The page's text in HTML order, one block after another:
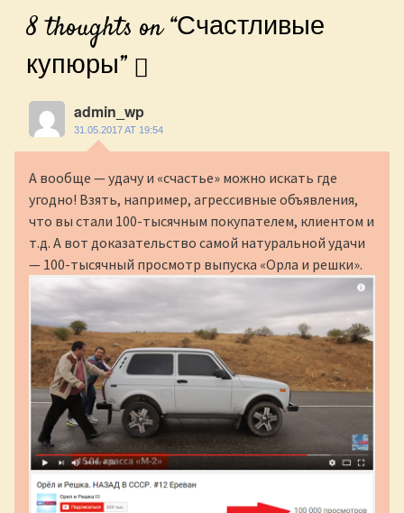
8 thoughts on “Счастливые
купюры”
admin_wp
31.05.2017 AT 19:54
А вообще — удачу и «счастье» можно искать где
угодно! Взять, например, агрессивные объявления,
что вы стали 100-тысячным покупателем, клиентом и
т.д. А вот доказательство самой натуральной удачи
— 100-тысячный просмотр выпуска «Орла и решки».